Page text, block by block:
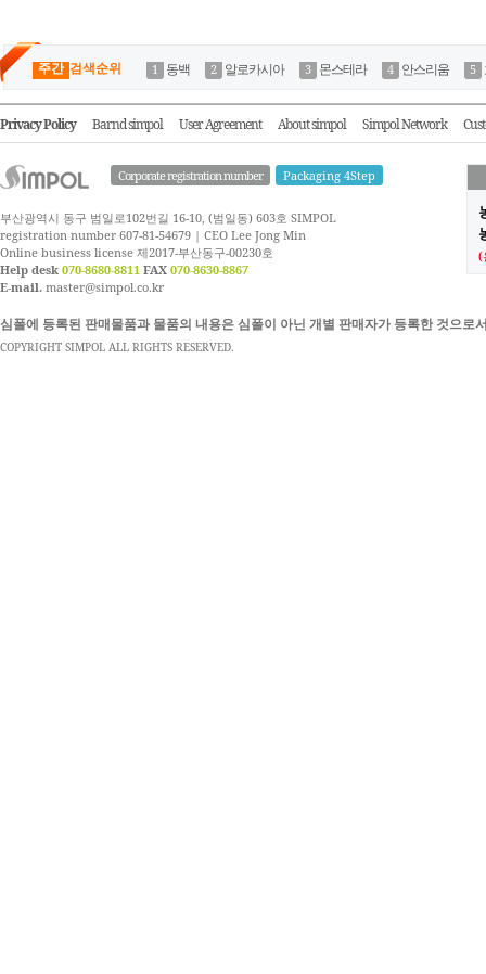
주간 검색순위 동백 알로카시아 몬스테라 안스리움
Privacy Policy Barnd simpol User Agreement About simpol Simpol Network
Corporate registration number Packaging 4Step
부산광역시 동구 범일로102번길 16-10, (범일동) 603호 SIMPOL
registration number 607-81-54679 | CEO Lee Jong Min
Online business license 제2017-부산동구-00230호
Help desk 070-8680-8811 FAX 070-8630-8867
E-mail. master@simpol.co.kr
(
심폴에 등록된 판매물품과 물품의 내용은 심폴이 아닌 개별 판매자가 등록한 것으
COPYRIGHT SIMPOL ALL RIGHTS RESERVED.